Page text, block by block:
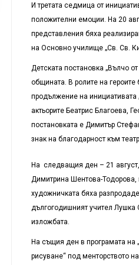
И третата седмица от
положителни емоции. На 20
представления бяха
на Основно училище „Св. Св.
Детската постановка „Вълчо
общината. В ролите на
продължение на инициативата
актьорите Беатрис Благоева,
постановката е Димитър
знак на благодарност към
На следващия ден – 21
Димитрина Шентова-Тодорова,
художничката бяха
дългогодишният учител Лушка
изложбата.
На същия ден в програмата на
рисуване“ под менторството